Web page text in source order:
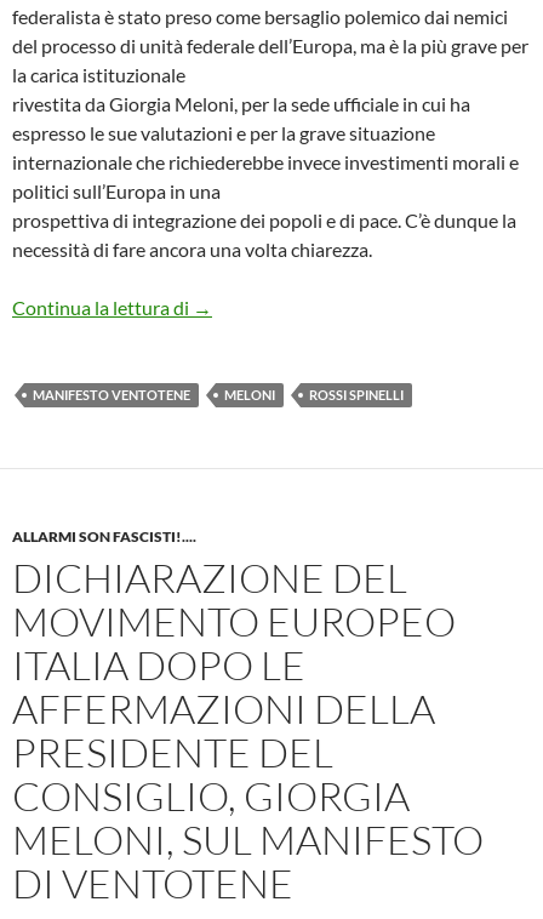
federalista è stato preso come bersaglio polemico dai nemici
del processo di unità federale dell’Europa, ma è la più grave per
la carica istituzionale
rivestita da Giorgia Meloni, per la sede ufficiale in cui ha
espresso le sue valutazioni e per la grave situazione
internazionale che richiederebbe invece investimenti morali e
politici sull’Europa in una
prospettiva di integrazione dei popoli e di pace. C’è dunque la
necessità di fare ancora una volta chiarezza.
Continua la lettura di MELONI E IL MANIFESTO DI
→
MANIFESTO VENTOTENE MELONI ROSSI SPINELLI
ALLARMI SON FASCISTI!....
DICHIARAZIONE DEL
MOVIMENTO EUROPEO
ITALIA DOPO LE
AFFERMAZIONI DELLA
PRESIDENTE DEL
CONSIGLIO, GIORGIA
MELONI, SUL MANIFESTO
DI VENTOTENE